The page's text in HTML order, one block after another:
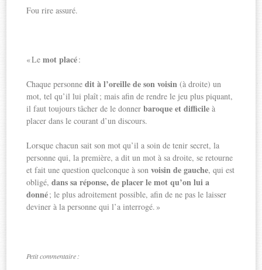
Fou rire assuré.
« Lemot placé:
Chaque personnedit à l’oreille de son voisin (à droite) un
mot, tel qu’il lui plaît ; mais afin de rendre le jeu plus piquant,
il faut toujours tâcher de le donnerbaroque et difficile à
placer dans le courant d’un discours.
Lorsque chacun sait son mot qu’il a soin de tenir secret, la
personne qui, la première, a dit un mot à sa droite, se retourne
et fait une question quelconque à sonvoisin de gauche, qui est
obligé,dans sa réponse, de placer le mot qu’on lui a
donné; le plus adroitement possible, afin de ne pas le laisser
deviner à la personne qui l’a interrogé. »
Petit commentaire :